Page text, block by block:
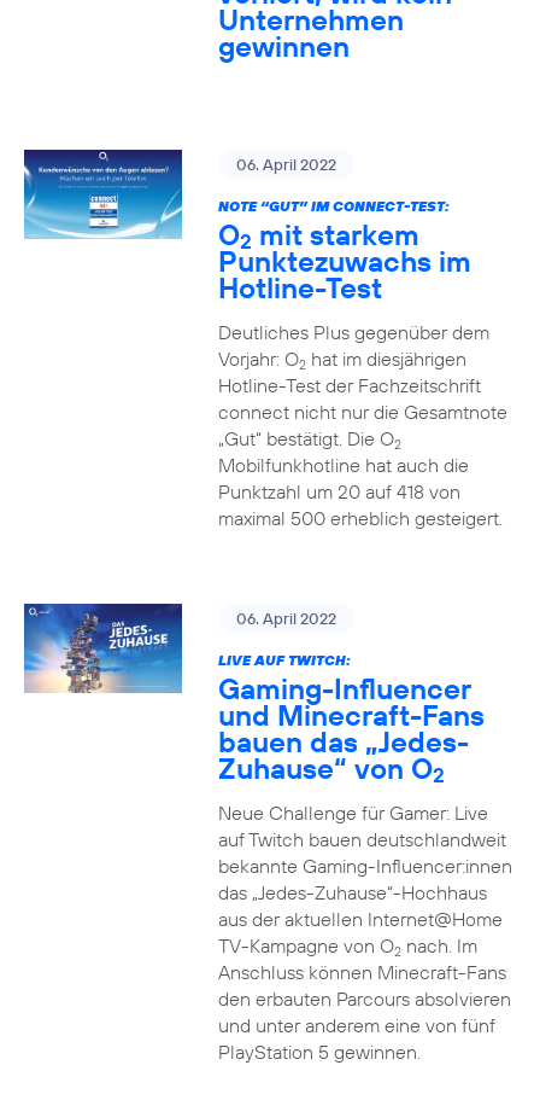
Unternehmen
gewinnen
06. April 2022
NOTE “GUT” IM CONNECT-TEST:
O2 mit starkem
Punktezuwachs im
Hotline-Test
Deutliches Plus gegenüber dem
Vorjahr: O2hat im diesjährigen
Hotline-Test der Fachzeitschrift
connect nicht nur die Gesamtnote
„Gut“ bestätigt. Die O2
Mobilfunkhotline hat auch die
Punktzahl um 20 auf 418 von
maximal 500 erheblich gesteigert.
06. April 2022
LIVE AUF TWITCH:
Gaming-Influencer
und Minecraft-Fans
bauen das „Jedes-
Zuhause“ von O2
Neue Challenge für Gamer: Live
auf Twitch bauen deutschlandweit
bekannte Gaming-Influencer:innen
das „Jedes-Zuhause“-Hochhaus
aus der aktuellen Internet@Home
TV-Kampagne von O2nach. Im
Anschluss können Minecraft-Fans
den erbauten Parcours absolvieren
und unter anderem eine von fünf
PlayStation 5 gewinnen.